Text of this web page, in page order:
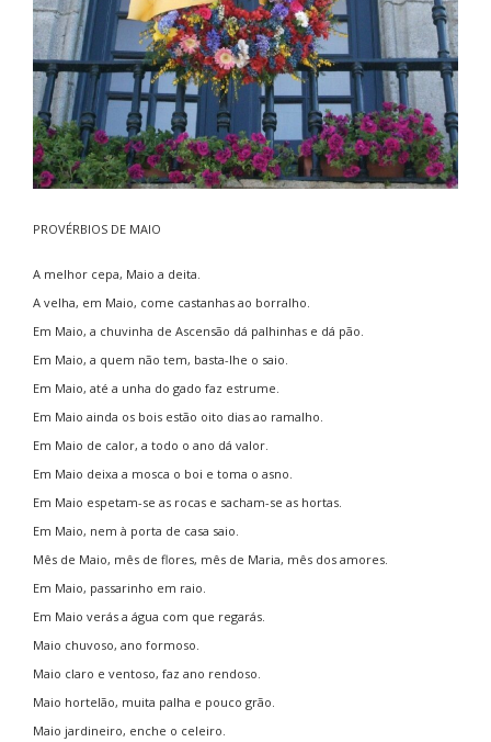
PROVÉRBIOS DE MAIO
A melhor cepa, Maio a deita.
A velha, em Maio, come castanhas ao borralho.
Em Maio, a chuvinha de Ascensão dá palhinhas e dá pão.
Em Maio, a quem não tem, basta-lhe o saio.
Em Maio, até a unha do gado faz estrume.
Em Maio ainda os bois estão oito dias ao ramalho.
Em Maio de calor, a todo o ano dá valor.
Em Maio deixa a mosca o boi e toma o asno.
Em Maio espetam-se as rocas e sacham-se as hortas.
Em Maio, nem à porta de casa saio.
Mês de Maio, mês de flores, mês de Maria, mês dos amores.
Em Maio, passarinho em raio.
Em Maio verás a água com que regarás.
Maio chuvoso, ano formoso.
Maio claro e ventoso, faz ano rendoso.
Maio hortelão, muita palha e pouco grão.
Maio jardineiro, enche o celeiro.